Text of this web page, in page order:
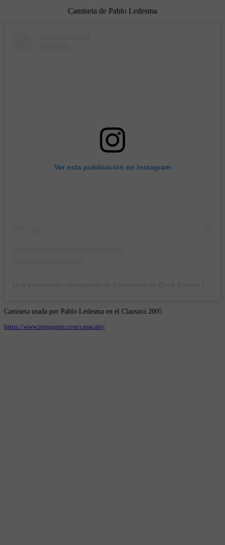
Camiseta de Pablo Ledesma
Ver esta publicación en Instagram
Camiseta usada por Pablo Ledesma en el Clausura 2005
https://www.instagram.com/casacabj/